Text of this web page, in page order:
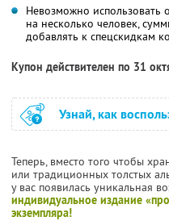
Невозможно
на несколько человек,
добавлять к спецскидкам
Купон действителен по 31
Узнай, как
Теперь, вместо того чтобы
или традиционных толстых
у вас появилась уникальная
индивидуальное издание
экземпляра!